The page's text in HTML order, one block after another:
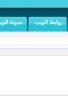
روابط الويب مدونة